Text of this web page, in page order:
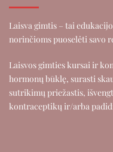
Laisva gimtis – tai
norinčioms puoselėti savo
Laisvos gimties kursai ir
hormonų būklę, surasti
sutrikimų priežastis,
kontraceptikų ir/arba